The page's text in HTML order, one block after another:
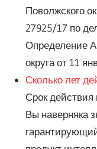
Поволжского
27925/17 по
Определение
округа от 11
Сколько лет
Срок действия
Вы наверняка